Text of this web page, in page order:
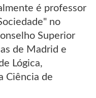
é professor
no
Superior
de Madrid e
Lógica,
Ciência de